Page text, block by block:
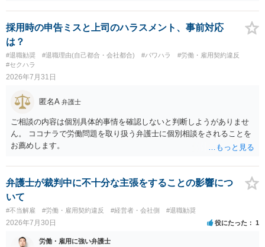
務上よくあるからといって当然に適法という意味ではなく、実際の損
害との対応関係や合理性が重要です。 ・違約金に上限がなくても、常
に有効になるわけではありません。契約が労働契約に近い実態なら労
基法16条で無効となる余地があり、そうでなくても、金額が事務所の
損害と比べて過大なら無効や減額が争点になります。 ・契約前の修正
交渉は一般的です。 交渉の方向としては、上限額を設ける、実損害ベ
費・未回収費用のみ」に限定する、などが典型です。 ・弁護士に契約
前に契約書の内容をレビューしてもらう価値は十分にあると思われま
す。 争点は、契約類型が雇用か業務委託か、実態として労働者性があ
るか、解除事由が双方にどう定められているか、違約金の算定根拠が
合理的か、という複数論点に分かれます。契約前なら、交渉のパワー
コストを抑えやすいので、資料等を持参の上弁護士に確認されること
をお勧めします。 ・事務所側の解除でも、解除理由によってはタレン
ト側に損害賠償が発生する建付けになっていることはあります。ただ
し、事務所側が一方的に解除したのにタレントへ違約金を課す設計
は、合理性や対価性を欠くとして争いやすいです。逆に、タレント側
の重大な契約違反がある場合は、実損害の範囲で請求される可能性は
あります。
採用時の申告ミスと上司のハラスメント、事前対応
は？
#退職勧奨 #退職理由(自己都合・会社都合) #パワハラ
#労働・雇用契約違反
#セクハラ
2026年7月31日
匿名A 弁護士
ご相談の内容は個別具体的事情を確認しないと判断しようがありませ
ん。 ココナラで労働問題を取り扱う弁護士に個別相談をされることを
お薦めします。
弁護士が裁判中に不十分な主張をすることの影響につ
いて
#不当解雇 #労働・雇用契約違反 #経営者・会社側 #退職勧奨
2026年7月30日 役にたった 1
労働・雇用に強い弁護士